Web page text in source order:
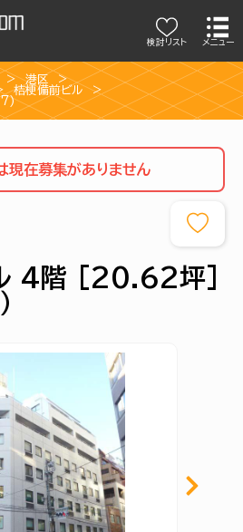
検討リスト メニュー
港区
桔梗備前ビル
在募集がありません
4階 [20.62坪]